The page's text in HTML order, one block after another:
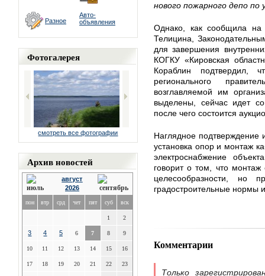
Разное
Авто-
объявления
Фотогалерея
смотреть все фотографии
Архив новостей
август
2026
пон втр срд чет пят суб вск
1 2
3 4 5 6 7 8 9
10 11 12 13 14 15 16
17 18 19 20 21 22 23
нового пожарного депо по
Однако, как сообщила
Телицина,
для завершения
КОГКУ «Кировская
Кораблин подтвердил,
регионального
возглавляемой им
выделены, сейчас идет
после чего состоится
Наглядное
установка опор и монтаж
электроснабжение
говорит о том, что
целесообразности, но
градостроительные нормы
Комментарии
Только